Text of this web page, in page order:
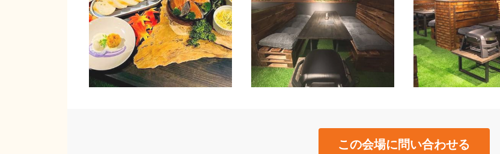
この会場に問い合わせる